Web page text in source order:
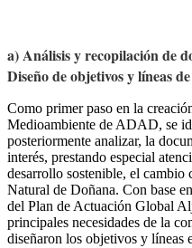
a) Análisis y recopilación de
Diseño de objetivos y líneas
Como primer paso en la
Medioambiente de ADAD, se
posteriormente analizar, la
interés, prestando especial
desarrollo sostenible, el
Natural de Doñana. Con base
del Plan de Actuación Global
principales necesidades de la
diseñaron los objetivos y líneas